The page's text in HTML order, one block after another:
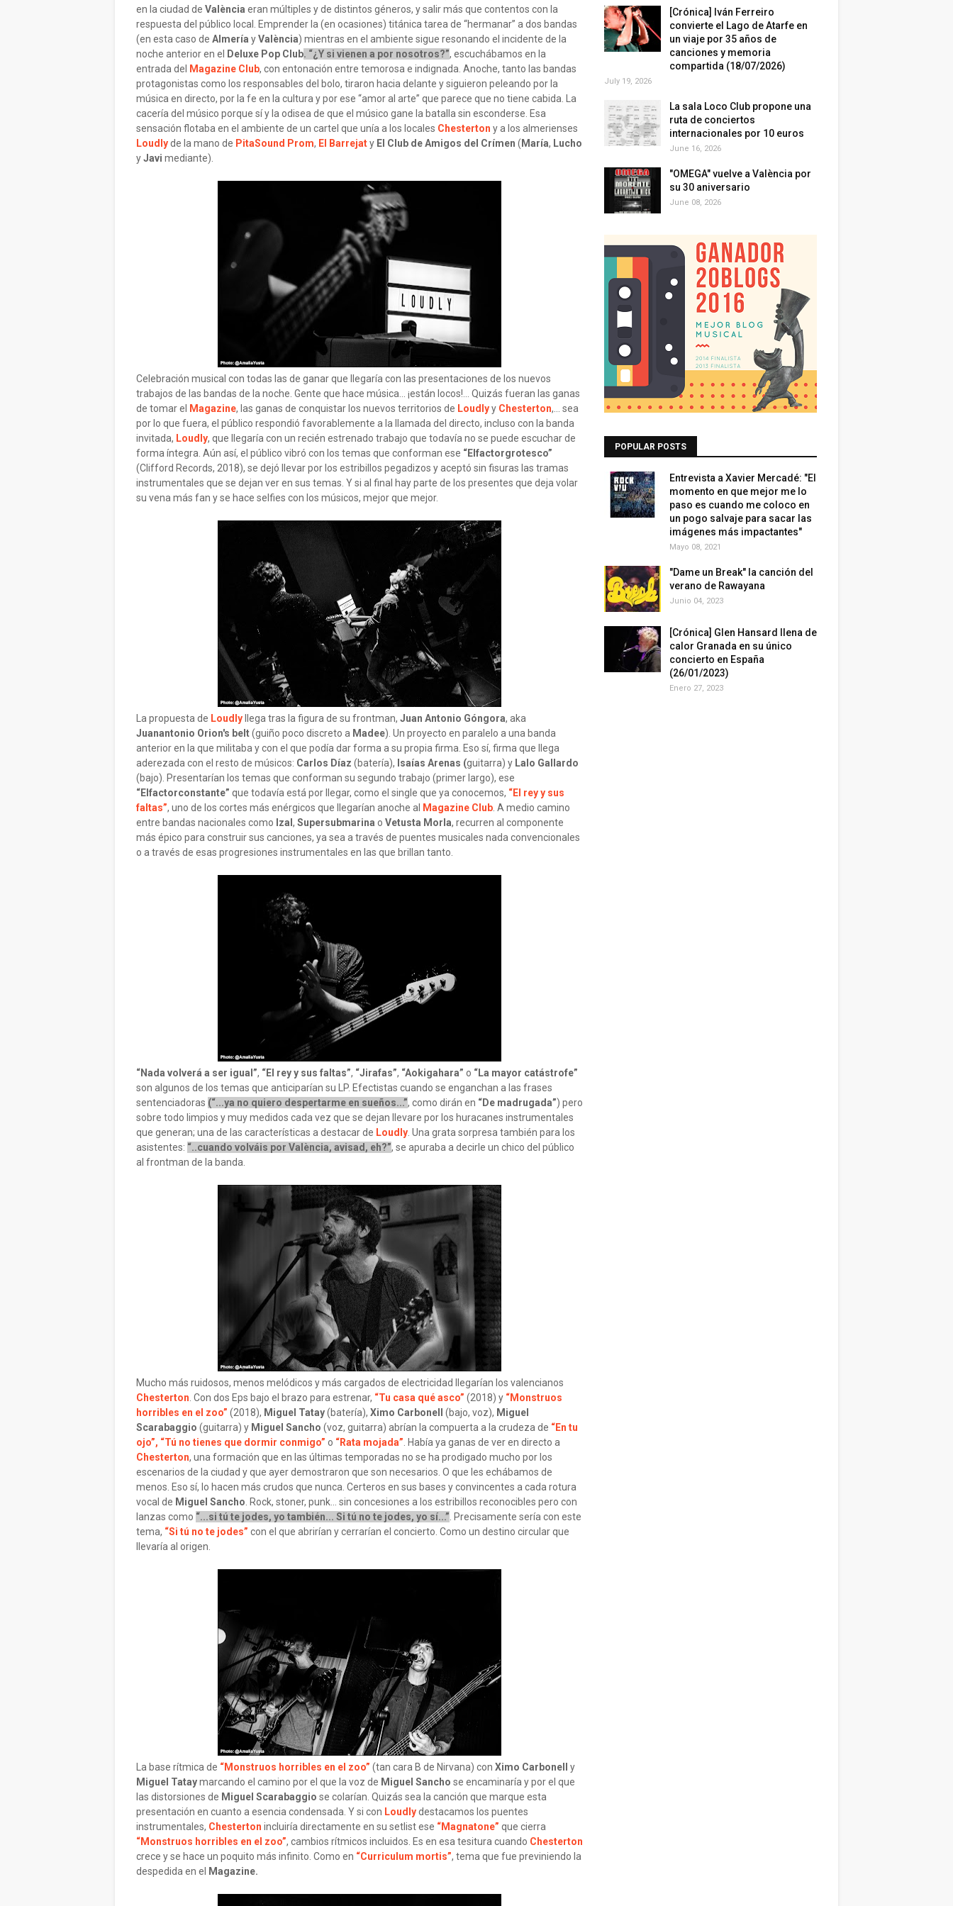
en la ciudad de València eran múltiples y de distintos géneros, y salir más que contentos con la
respuesta del público local. Emprender la (en ocasiones) titánica tarea de “hermanar” a dos bandas
(en esta caso de Almería yValència) mientras en el ambiente sigue resonando el incidente de la
noche anterior en el
Deluxe Pop Club. “¿Y si vienen a por nosotros?”, escuchábamos en la
entrada del
Magazine Club, con entonación entre temorosa e indignada. Anoche, tanto las bandas
protagonistas como los responsables del bolo, tiraron hacia delante y siguieron peleando por la
música en directo, por la fe en la cultura y por ese “amor al arte” que parece que no tiene cabida. La
cacería del músico porque sí y la odisea de que el músico gane la batalla sin esconderse. Esa
sensación flotaba en el ambiente de un cartel que unía a los locales Chesterton y a los almerienses
Loudlyde la mano de PitaSound Prom, El Barrejaty El Club de Amigos del Crímen ( María, Lucho
yJavi mediante).
Celebración musical con todas las de ganar que llegaría con las presentaciones de los nuevos
trabajos de las bandas de la noche. Gente que hace música... ¡están locos!... Quizás fueran las ganas
de tomar el
Magazine, las ganas de conquistar los nuevos territorios de Loudlyy Chesterton,... sea
por lo que fuera, el público respondió favorablemente a la llamada del directo, incluso con la banda
invitada, Loudly, que llegaría con un recién estrenado trabajo que todavía no se puede escuchar de
forma íntegra. Aún así, el público vibró con los temas que conforman ese “Elfactorgrotesco”
(Clifford Records, 2018), se dejó llevar por los estribillos pegadizos y aceptó sin fisuras las tramas
instrumentales que se dejan ver en sus temas. Y si al final hay parte de los presentes que deja volar
su vena más fan y se hace selfies con los músicos, mejor que mejor.
La propuesta de Loudly llega tras la figura de su frontman, Juan Antonio Góngora, aka
Juanantonio Orion's belt(guiño poco discreto a Madee). Un proyecto en paralelo a una banda
anterior en la que militaba y con el que podía dar forma a su propia firma. Eso sí, firma que llega
aderezada con el resto de músicos: Carlos Díaz (batería), Isaías Arenas (guitarra) y Lalo Gallardo
(bajo). Presentarían los temas que conforman su segundo trabajo (primer largo), ese
“Elfactorconstante” que todavía está por llegar, como el single que ya conocemos, “El rey y sus
faltas”, uno de los cortes más enérgicos que llegarían anoche al Magazine Club . A medio camino
entre bandas nacionales como Izal , Supersubmarina o Vetusta Morla, recurren al componente
más épico para construir sus canciones, ya sea a través de puentes musicales nada convencionales
o a través de esas progresiones instrumentales en las que brillan tanto.
“Nada volverá a ser igual”, “El rey y sus faltas”, “Jirafas”, “Aokigahara” o “La mayor catástrofe”
son algunos de los temas que anticiparían su LP. Efectistas cuando se enganchan a las frases
sentenciadoras (“...ya no quiero despertarme en sueños...”, como dirán en “De madrugada”) pero
sobre todo limpios y muy medidos cada vez que se dejan llevare por los huracanes instrumentales
que generan; una de las características a destacar de Loudly . Una grata sorpresa también para los
asistentes: “..cuando volváis por València, avisad, eh?”, se apuraba a decirle un chico del público
al frontman de la banda.
Mucho más ruidosos, menos melódicos y más cargados de electricidad llegarían los valencianos
Chesterton . Con dos Eps bajo el brazo para estrenar, “Tu casa qué asco” (2018) y “Monstruos
horribles en el zoo” (2018), Miguel Tatay(batería), Ximo Carbonell (bajo, voz), Miguel
Scarabaggio (guitarra) y Miguel Sancho (voz, guitarra) abrían la compuerta a la crudeza de “En tu
ojo”, “Tú no tienes que dormir conmigo” o “Rata mojada” . Había ya ganas de ver en directo a
Chesterton, una formación que en las últimas temporadas no se ha prodigado mucho por los
escenarios de la ciudad y que ayer demostraron que son necesarios. O que les echábamos de
menos. Eso sí, lo hacen más crudos que nunca. Certeros en sus bases y convincentes a cada rotura
vocal de Miguel Sancho . Rock, stoner, punk... sin concesiones a los estribillos reconocibles pero con
lanzas como “...si tú te jodes, yo también... Si tú no te jodes, yo sí...” . Precisamente sería con este
tema, “Si tú no te jodes” con el que abrirían y cerrarían el concierto. Como un destino circular que
llevaría al origen.
La base rítmica de “Monstruos horribles en el zoo” (tan cara B de Nirvana) con Ximo Carbonell
y
Miguel Tataymarcando el camino por el que la voz de Miguel Sancho se encaminaría y por el que
las distorsiones de Miguel Scarabaggio se colarían. Quizás sea la canción que marque esta
presentación en cuanto a esencia condensada. Y si con Loudlydestacamos los puentes
instrumentales, Chesterton incluiría directamente en su setlist ese “Magnatone” que cierra
“Monstruos horribles en el zoo”, cambios rítmicos incluidos. Es en esa tesitura cuando Chesterton
crece y se hace un poquito más infinito. Como en “Curriculum mortis”, tema que fue previniendo la
despedida en el
Magazine.
[Crónica] Iván Ferreiro
convierte el Lago de Atarfe en
un viaje por 35 años de
canciones y memoria
compartida (18/07/2026)
July 19, 2026
La sala Loco Club propone una
ruta de conciertos
internacionales por 10 euros
June 16, 2026
"OMEGA" vuelve a València por
su 30 aniversario
June 08, 2026
POPULAR POSTS
Entrevista a Xavier Mercadé: "El
momento en que mejor me lo
paso es cuando me coloco en
un pogo salvaje para sacar las
imágenes más impactantes"
Mayo 08, 2021
"Dame un Break" la canción del
verano de Rawayana
Junio 04, 2023
[Crónica] Glen Hansard llena de
calor Granada en su único
concierto en España
(26/01/2023)
Enero 27, 2023